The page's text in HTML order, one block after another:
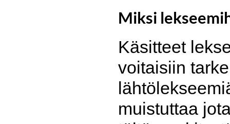
Miksi
Käsitteet
voitaisiin
muistuttaa